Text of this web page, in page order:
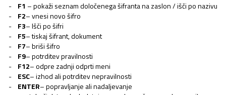
F1 – pokaži seznam določenega šifranta na zaslon / išči po nazivu
F2– vnesi novo šifro
F3– Išči po šifri
F5– tiskaj šifrant, dokument
F7– briši šifro
F9– potrditev pravilnosti
F12– odpre zadnji odprti meni
ESC– izhod ali potrditev nepravilnosti
ENTER– popravljanje ali nadaljevanje